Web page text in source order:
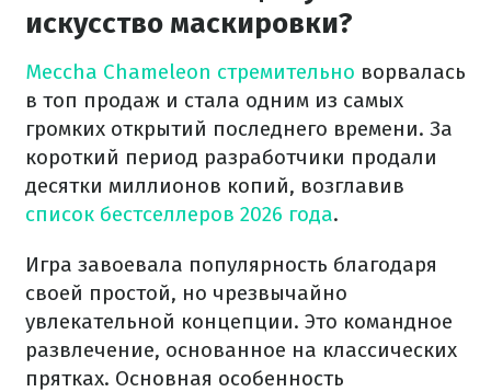
искусство маскировки?
Meccha Chameleon стремительно ворвалась
в топ продаж и стала одним из самых
громких открытий последнего времени. За
короткий период разработчики продали
десятки миллионов копий, возглавив
список бестселлеров 2026 года.
Игра завоевала популярность благодаря
своей простой, но чрезвычайно
увлекательной концепции. Это командное
развлечение, основанное на классических
прятках. Основная особенность